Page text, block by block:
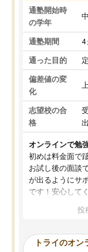
通塾開始時
の学年
通塾期間 4
通った目的
偏差値の変
化
志望校の合
格
オンラインで勉
初めは料金面で
お試し後の面談
が出るようにサ
です！安心して
ないのは私たち
ってくださり、
ったんですが、
投
トライのオ